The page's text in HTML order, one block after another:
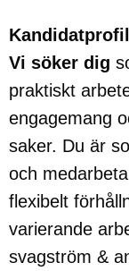
Kandidatprofil
Vi söker dig
praktiskt
engagemang
saker. Du är
och
flexibelt
varierande
svagström &